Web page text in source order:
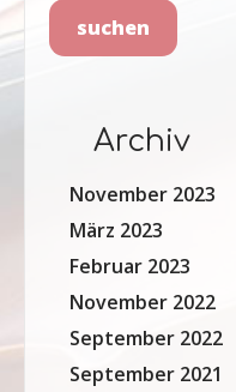
Archiv
November 2023
März 2023
Februar 2023
November 2022
September 2022
September 2021